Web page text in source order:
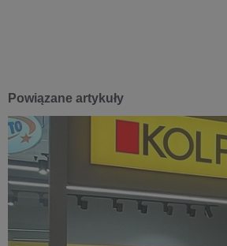
Powiązane artykuły